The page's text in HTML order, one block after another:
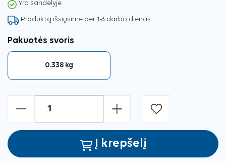
Yra sandėlyje
Produktą išsiųsime per 1-3 darbo dienas.
Pakuotės svoris
0.338 kg
- +
Į krepšelį